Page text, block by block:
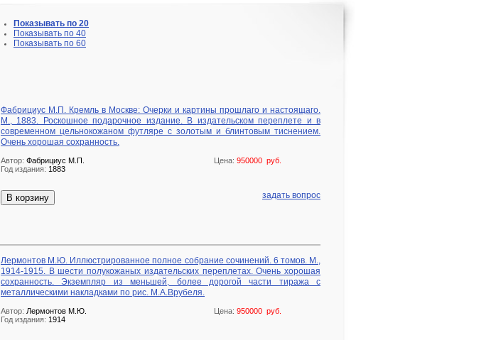
Показывать по 20
Показывать по 40
Показывать по 60
Фабрициус М.П. Кремль в Москве: Очерки и картины прошлаго и настоящаго.
М., 1883. Роскошное подарочное издание. В издательском переплете и в
современном цельнокожаном футляре с золотым и блинтовым тиснением.
Очень хорошая сохранность.
Цена: 950000 руб.
Автор: Фабрициус М.П.
Год издания: 1883
В корзину задать вопрос
Лермонтов М.Ю. Иллюстрированное полное собрание сочинений. 6 томов. М.,
1914-1915. В шести полукожаных издательских переплетах. Очень хорошая
сохранность. Экземпляр из меньшей, более дорогой части тиража с
металлическими накладками по рис. М.А.Врубеля.
Цена: 950000 руб.
Автор: Лермонтов М.Ю.
Год издания: 1914